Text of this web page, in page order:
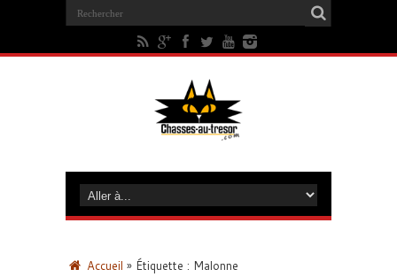
Accueil » Étiquette : Malonne